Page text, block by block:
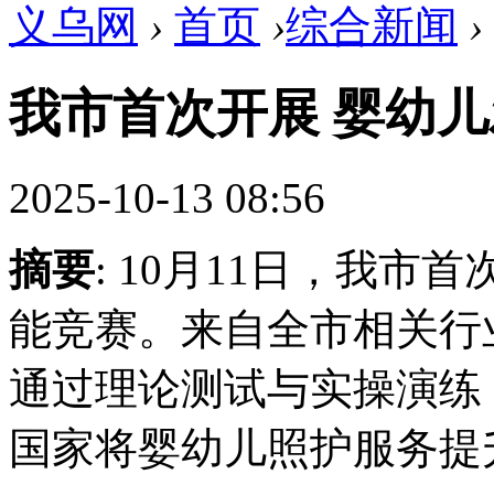
义乌网 › 首页 ›综合新闻 ›
我市首次开展 婴幼
2025-10-13 08:56
摘要: 10月11日，我市首
能竞赛。来自全市相关
通过理论测试与实操演
国家将婴幼儿照护服务